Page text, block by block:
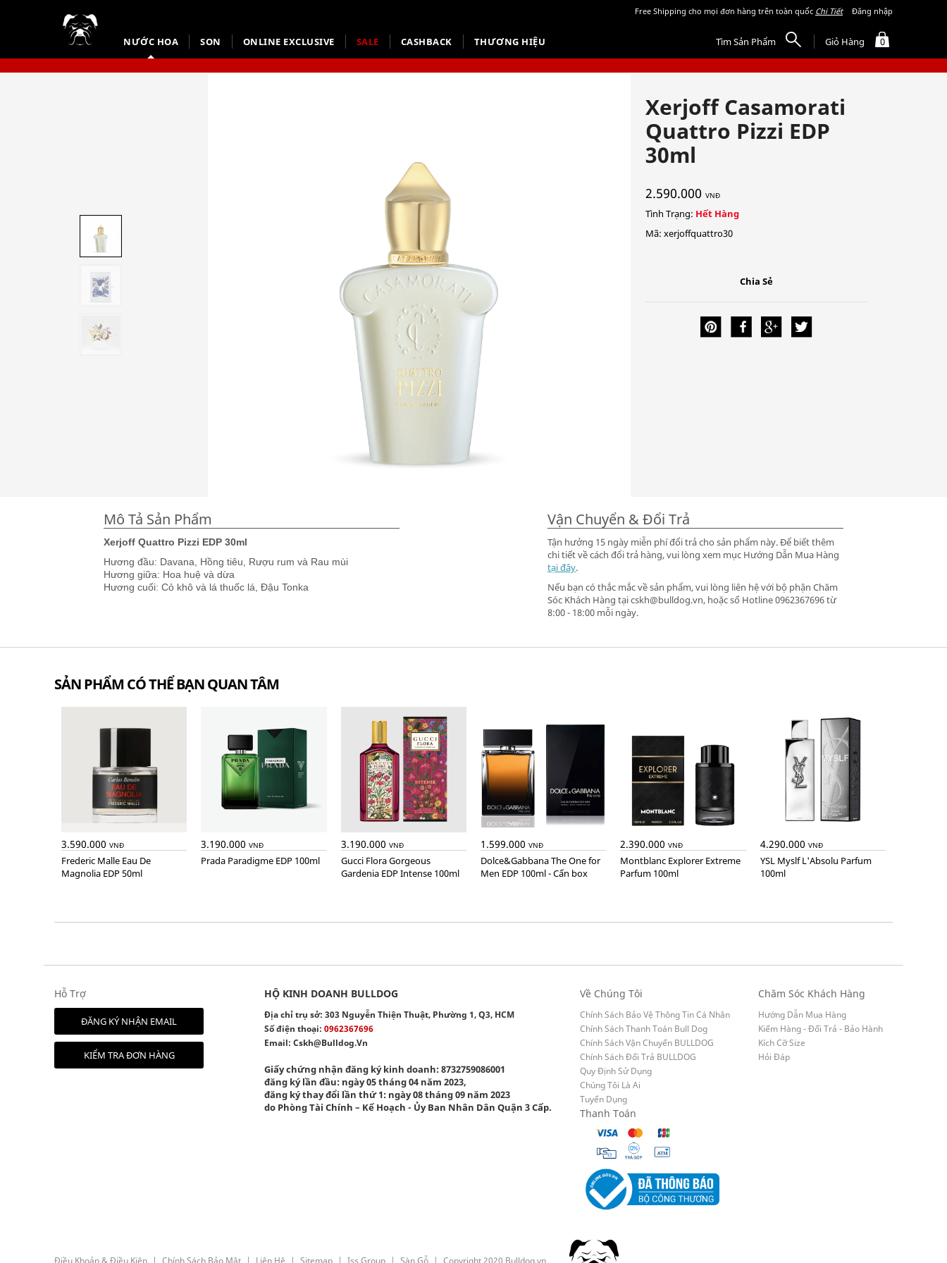
NƯỚC HOA SON ONLINE EXCLUSIVE SALE CASHBACK THƯƠNG HIỆU Tìm Sản Phẩm Giỏ Hàng 0
Free Shipping cho mọi đơn hàng trên toàn quốc Chi Tiết Đăng nhập
Xerjoff Casamorati
Quattro Pizzi EDP
30ml
2.590.000 VNĐ
Tình Trạng: Hết Hàng
Mã: xerjoffquattro30
Chia Sẻ
Mô Tả Sản Phẩm
Xerjoff Quattro Pizzi EDP 30ml
Hương đầu: Davana, Hồng tiêu, Rượu rum và Rau mùi
Hương giữa: Hoa huệ và dừa
Hương cuối: Cỏ khô và lá thuốc lá, Đậu Tonka
Vận Chuyển & Đổi Trả
Tận hưởng 15 ngày miễn phí đổi trả cho sản phẩm này. Để biết thêm
chi tiết về cách đổi trả hàng, vui lòng xem mục Hướng Dẫn Mua Hàng
tại đây.
Nếu bạn có thắc mắc về sản phẩm, vui lòng liên hệ với bộ phận Chăm
Sóc Khách Hàng tại cskh@bulldog.vn, hoặc số Hotline 0962367696 từ
8:00 - 18:00 mỗi ngày.
SẢN PHẨM CÓ THỂ BẠN QUAN TÂM
3.590.000 VNĐ
Frederic Malle Eau De
Magnolia EDP 50ml
3.190.000VNĐ
Prada Paradigme EDP 100ml
3.190.000 VNĐ
Gucci Flora Gorgeous
Gardenia EDP Intense 100ml
1.599.000 VNĐ
Dolce&Gabbana The One for
Men EDP 100ml - Cấn box
2.390.000VNĐ
Montblanc Explorer Extreme
Parfum 100ml
4.290.000 VNĐ
YSL Myslf L'Absolu Parfum
100ml
Hỗ Trợ
ĐĂNG KÝ NHẬN EMAIL
KIỂM TRA ĐƠN HÀNG
HỘ KINH DOANH BULLDOG
Địa chỉ trụ sở: 303 Nguyễn Thiện Thuật, Phường 1, Q3, HCM
Số điện thoại: 0962367696
Email: Cskh@bulldog.vn
Giấy chứng nhận đăng ký kinh doanh: 8732759086001
đăng ký lần đầu: ngày 05 tháng 04 năm 2023,
đăng ký thay đổi lần thứ 1: ngày 08 tháng 09 năm 2023
do Phòng Tài Chính – Kế Hoạch - Ủy Ban Nhân Dân Quận 3 Cấp.
Về Chúng Tôi
Chính Sách Bảo Vệ Thông Tin Cá Nhân
Chính Sách Thanh Toán Bull Dog
Chính Sách Vận Chuyển BULLDOG
Chính Sách Đổi Trả BULLDOG
Quy Định Sử Dụng
Chúng Tôi Là Ai
Tuyển Dụng
Chăm Sóc Khách Hàng
Hướng Dẫn Mua Hàng
Kiểm Hàng - Đổi Trả - Bảo Hành
Kích Cỡ Size
Hỏi Đáp
Thanh Toán